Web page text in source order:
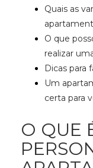
Quais as
O que
realizar
Dicas para
Um
certa para
O QUE